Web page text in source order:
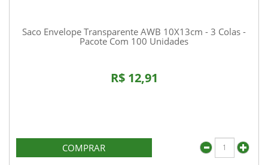
Saco Envelope Transparente AWB 10X13cm - 3 Colas -
Pacote Com 100 Unidades
R$ 12,91
COMPRAR